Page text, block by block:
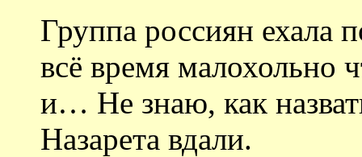
Группа россиян ехала
всё время малохольно
и… Не знаю, как
Назарета вдали.